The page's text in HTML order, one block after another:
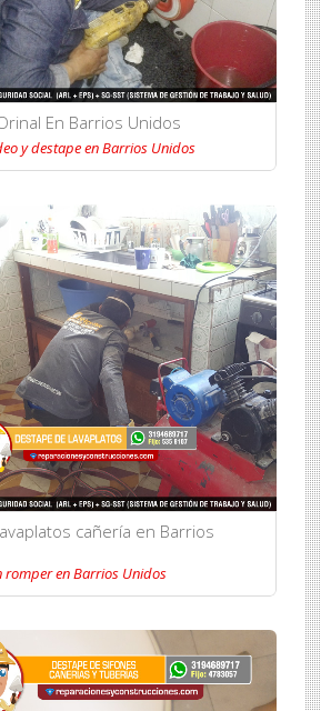
En Barrios Unidos
y destape en Barrios Unidos
cañería en Barrios
romper en Barrios Unidos